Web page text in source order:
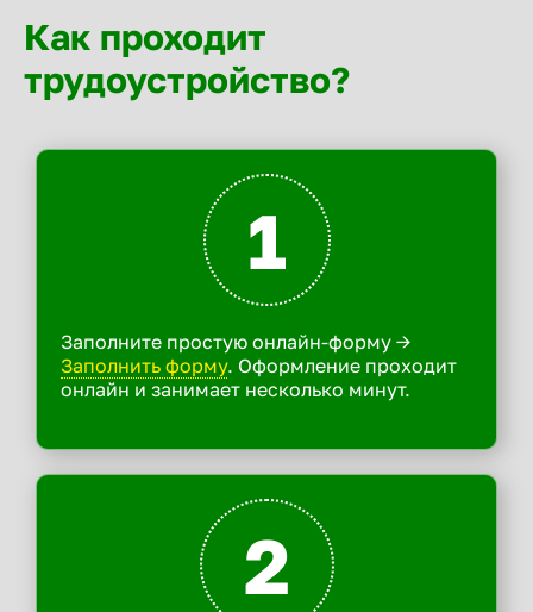
Как проходит
трудоустройство?
1
Заполните простую онлайн-форму ->
Заполнить форму. Оформление проходит
онлайн и занимает несколько минут.
2